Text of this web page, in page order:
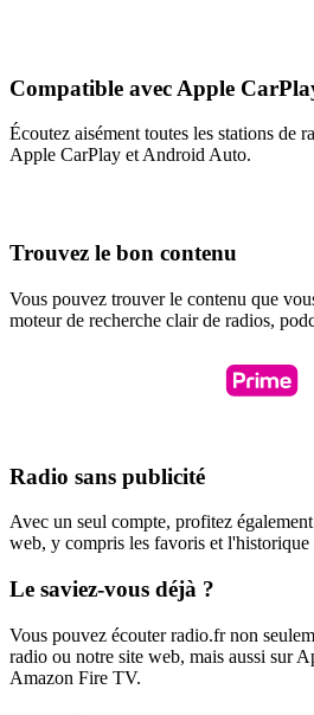
Compatible avec Apple
Écoutez aisément toutes les stations de
Apple CarPlay et Android Auto.
Trouvez le bon contenu
Vous pouvez trouver le contenu que
moteur de recherche clair de radios,
Radio sans publicité
Avec un seul compte, profitez
web, y compris les favoris et l'historique
Le saviez-vous déjà ?
Vous pouvez écouter radio.fr non
radio ou notre site web, mais aussi sur
Amazon Fire TV.